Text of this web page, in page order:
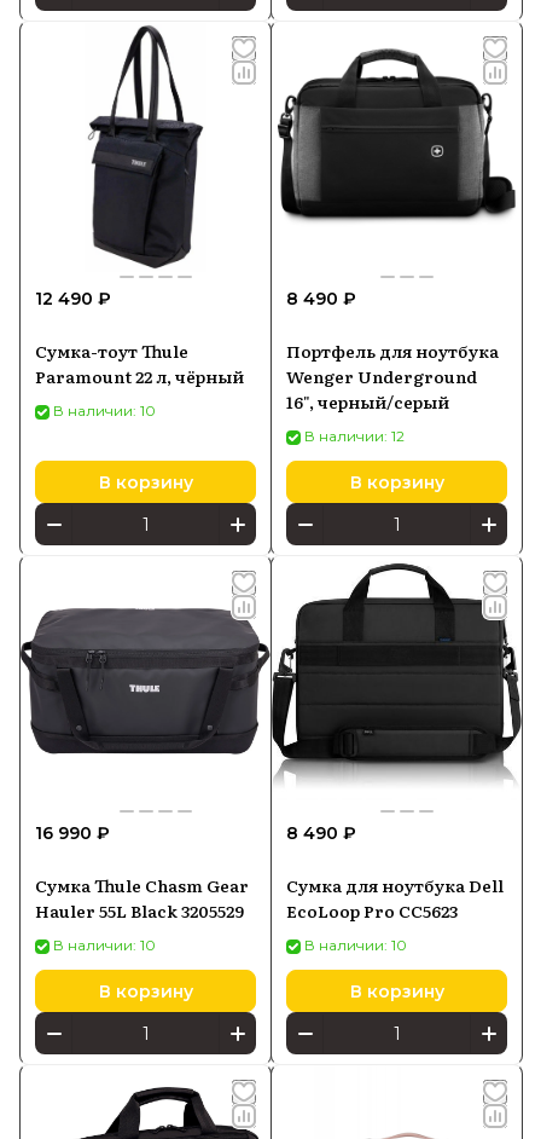
12 490 ₽
Сумка-тоут Thule
Paramount 22 л, чёрный
В наличии: 10
В корзину
8 490 ₽
Портфель для ноутбука
Wenger Underground
16", черный/серый
В наличии: 12
В корзину
16 990 ₽
Сумка Thule Chasm Gear
Hauler 55L Black 3205529
В наличии: 10
В корзину
8 490 ₽
Сумка для ноутбука Dell
EcoLoop Pro CC5623
В наличии: 10
В корзину